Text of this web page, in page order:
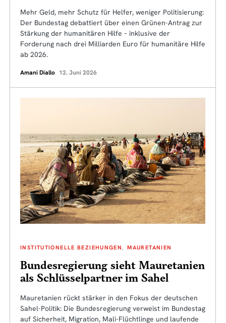
Mehr Geld, mehr Schutz für Helfer, weniger Politisierung:
Der Bundestag debattiert über einen Grünen-Antrag zur
Stärkung der humanitären Hilfe – inklusive der
Forderung nach drei Milliarden Euro für humanitäre Hilfe
ab 2026.
Amani Diallo 12. Juni 2026
INSTITUTIONELLE BEZIEHUNGEN MAURETANIEN
Bundesregierung sieht Mauretanien
als Schlüsselpartner im Sahel
Mauretanien rückt stärker in den Fokus der deutschen
Sahel-Politik: Die Bundesregierung verweist im Bundestag
auf Sicherheit, Migration, Mali-Flüchtlinge und laufende